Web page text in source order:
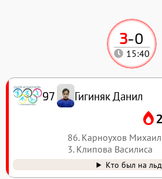
3-0
15:40
97 Гигиняк Данил
2
86. Карноухов Михаил
3. Клипова Василиса
Кто был на